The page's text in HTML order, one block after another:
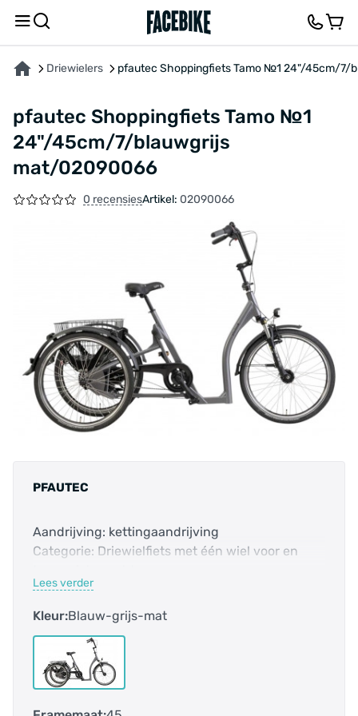
Driewielers pfautec Shoppingfiets Tamo №1 24"/45cm/7/
pfautec Shoppingfiets Tamo №1
24"/45cm/7/blauwgrijs
mat/02090066
0 recensiesArtikel: 02090066
PFAUTEC
Aandrijving: kettingaandrijving
Categorie: Driewielfiets met één wiel voor en
E-bike: nee
Frame-vorm: lage instap
Framehoogte: 45 cm
Geslacht: unisex
Hoofdkleur: blauw
Kleurnaam fabrikant: blaugrau matt
Lees verder
Kleur:Blauw-grijs-mat
OVER HET PRODUCT KENMERKENBESCHRIJVING FEEDBACK EN VRAGEN